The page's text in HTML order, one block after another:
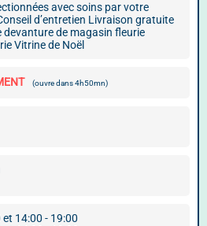
avec soins par votre
d’entretien Livraison gratuite
de magasin fleurie
Vitrine de Noël
(ouvre dans 4h50mn)
14:00 - 19:00